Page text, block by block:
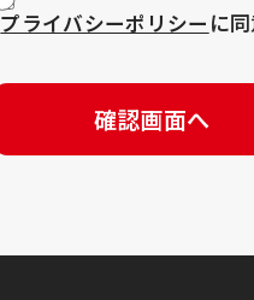
プライバシーポリシー に